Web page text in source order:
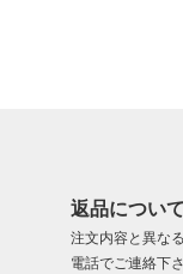
返品について
注文内容と異な
電話でご連絡下